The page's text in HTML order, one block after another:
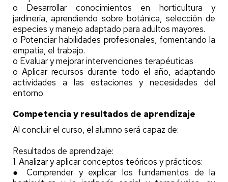
o Desarrollar conocimientos en horticultura y
jardinería, aprendiendo sobre botánica, selección de
especies y manejo adaptado para adultos mayores.
o Potenciar habilidades profesionales, fomentando la
empatía, el trabajo.
o Evaluar y mejorar intervenciones terapéuticas
o Aplicar recursos durante todo el año, adaptando
actividades a las estaciones y necesidades del
entorno.
Competencia y resultados de aprendizaje
Al concluir el curso, el alumno será capaz de:
Resultados de aprendizaje:
1. Analizar y aplicar conceptos teóricos y prácticos:
● Comprender y explicar los fundamentos de la